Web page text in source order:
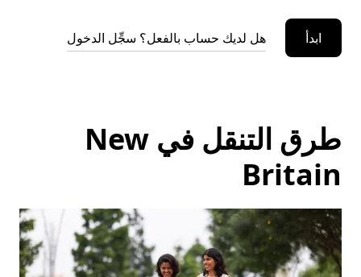
ابدأ هل لديك حساب بالفعل؟ سجِّل الدخول
طرق التنقل في New
Britain